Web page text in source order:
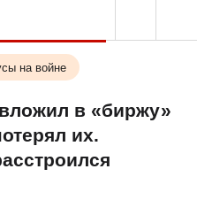
на войне
в «биржу»
их.